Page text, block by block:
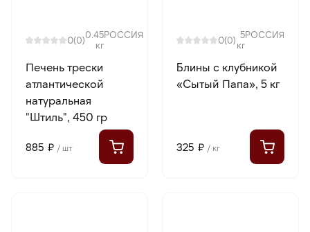
0(0)0.45
кг
РОССИЯ
Печень трески
атлантической
натуральная
"Штиль", 450 гр
885 ₽ / шт
0(0) 5
кг
РОССИЯ
Блины с клубникой
«Сытый Папа», 5 кг
325 ₽ / кг